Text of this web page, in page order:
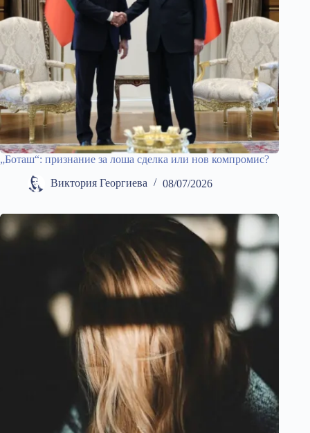
„Боташ“: признание за лоша сделка или нов компромис?
Виктория Георгиева 08/07/2026